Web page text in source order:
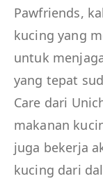
Pawfriends,
kucing yang
untuk
yang tepat
Care dari
makanan
juga bekerja
kucing dari